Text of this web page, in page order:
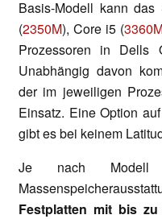
Basis-Modell kann
(2350M), Core i5 (
Prozessoren in Dells
Unabhängig davon
der im jeweiligen
Einsatz. Eine Option
gibt es bei keinem
Je nach Modell
Festplatten mit bis